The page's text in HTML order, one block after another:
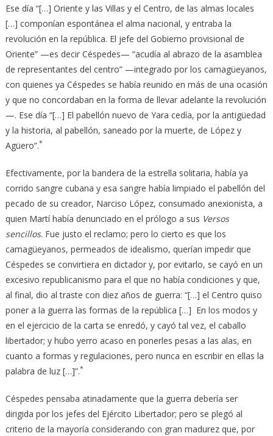
Ese día “[…] Oriente y las Villas y el Centro, de las almas locales
[…] componían espontánea el alma nacional, y entraba la
revolución en la república. El jefe del Gobierno provisional de
Oriente” —es decir Céspedes— “acudía al abrazo de la asamblea
de representantes del centro” —integrado por los camagüeyanos,
con quienes ya Céspedes se había reunido en más de una ocasión
y que no concordaban en la forma de llevar adelante la revolución
—. Ese día “[…] El pabellón nuevo de Yara cedía, por la antigüedad
y la historia, al pabellón, saneado por la muerte, de López y
Agüero”.*
Efectivamente, por la bandera de la estrella solitaria, había ya
corrido sangre cubana y esa sangre había limpiado el pabellón del
pecado de su creador, Narciso López, consumado anexionista, a
quien Martí había denunciado en el prólogo a sus Versos
sencillos. Fue justo el reclamo; pero lo cierto es que los
camagüeyanos, permeados de idealismo, querían impedir que
Céspedes se convirtiera en dictador y, por evitarlo, se cayó en un
excesivo republicanismo para el que no había condiciones y que,
al final, dio al traste con diez años de guerra: “[…] el Centro quiso
poner a la guerra las formas de la república […] En los modos y
en el ejercicio de la carta se enredó, y cayó tal vez, el caballo
libertador; y hubo yerro acaso en ponerles pesas a las alas, en
cuanto a formas y regulaciones, pero nunca en escribir en ellas la
palabra de luz […]”.*
Céspedes pensaba atinadamente que la guerra debería ser
dirigida por los jefes del Ejército Libertador; pero se plegó al
criterio de la mayoría considerando con gran madurez que, por